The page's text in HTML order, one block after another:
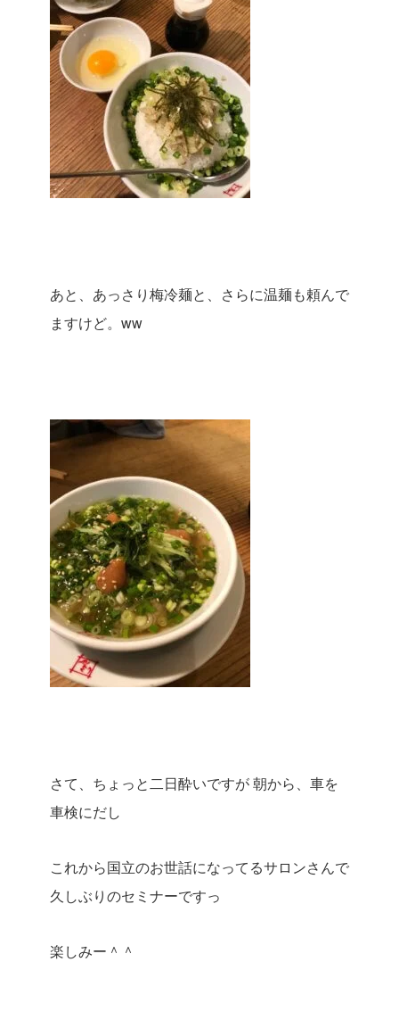
あと、あっさり梅冷麺と、さらに温麺も頼んで
ますけど。ww
さて、ちょっと二日酔いですが朝から、車を
車検にだし
これから国立のお世話になってるサロンさんで
久しぶりのセミナーですっ
楽しみー＾＾